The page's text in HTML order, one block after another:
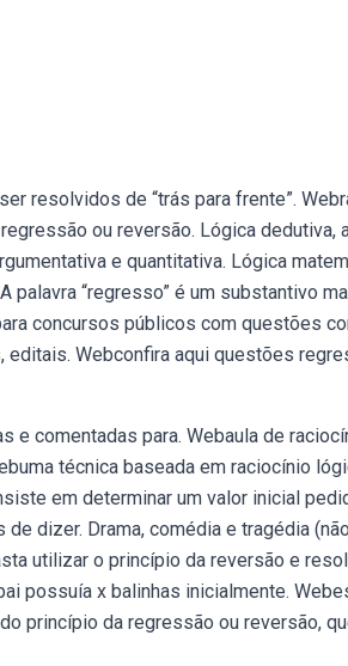
resolvidos de “trás para frente”.
ou reversão. Lógica dedutiva,
e quantitativa. Lógica
“regresso” é um substantivo
concursos públicos com questões
Webconfira aqui questões
comentadas para. Webaula de
técnica baseada em raciocínio
em determinar um valor inicial
dizer. Drama, comédia e tragédia (não
utilizar o princípio da reversão e
possuía x balinhas inicialmente.
princípio da regressão ou reversão,